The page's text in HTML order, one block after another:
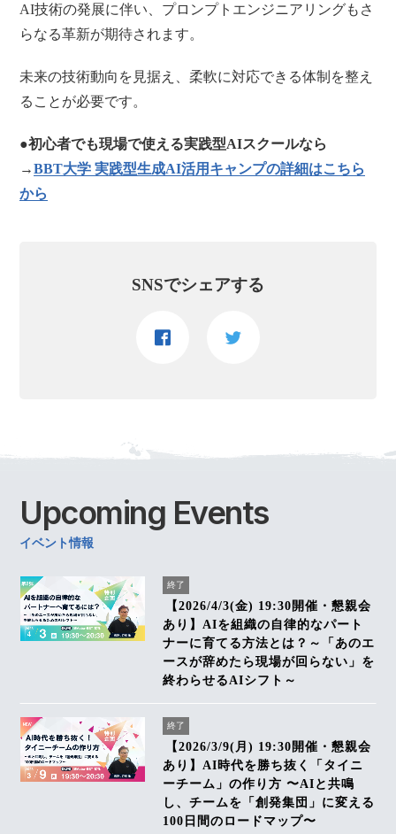
AI技術の発展に伴い、プロンプトエンジニアリングもさ
らなる革新が期待されます。
未来の技術動向を見据え、柔軟に対応できる体制を整え
ることが必要です。
●初心者でも現場で使える実践型AIスクールなら
→BBT大学 実践型生成AI活用キャンプの詳細はこちら
から
SNSでシェアする
Upcoming Events
イベント情報
終了
【2026/4/3(金) 19:30開催・懇親会
あり】AIを組織の自律的なパート
ナーに育てる方法とは？～「あのエ
ースが辞めたら現場が回らない」を
終わらせるAIシフト～
終了
【2026/3/9(月) 19:30開催・懇親会
あり】AI時代を勝ち抜く「タイニ
ーチーム」の作り方 〜AIと共鳴
し、チームを「創発集団」に変える
100日間のロードマップ〜